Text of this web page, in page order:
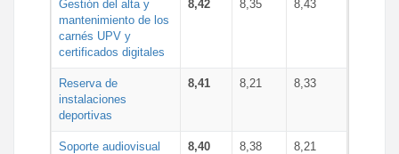
Gestión del alta y
mantenimiento de los
carnés UPV y
certificados digitales
8,42 8,35 8,43
Reserva de
instalaciones
deportivas
8,41 8,21 8,33
Soporte audiovisual
8,40 8,38 8,21